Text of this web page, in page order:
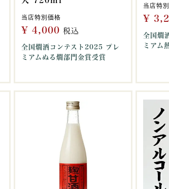
当店特別価格
¥ 4,000 税込
全国燗酒コンテスト2025 プレ
ミアムぬる燗部門金賞受賞
当店特
¥
全国燗
ミアム